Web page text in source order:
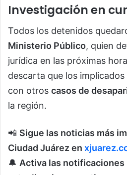
Investigación en
Todos los detenidos
Ministerio Público, quien
jurídica en las próximas
descarta que los
con otros casos de
la región.
📲 Sigue las noticias más
Ciudad Juárez en
🔔 Activa las notificaciones